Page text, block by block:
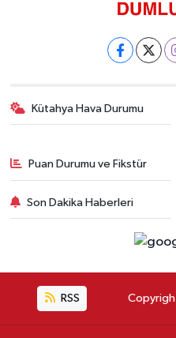
Kütahya Hava Durumu
Puan Durumu ve Fikstür
Son Dakika Haberleri
RSS